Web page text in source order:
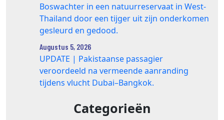
Boswachter in een natuurreservaat in West-
Thailand door een tijger uit zijn onderkomen
gesleurd en gedood.
Augustus 5, 2026
UPDATE | Pakistaanse passagier
veroordeeld na vermeende aanranding
tijdens vlucht Dubai–Bangkok.
Categorieën